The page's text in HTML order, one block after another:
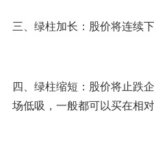
三、绿柱加长：股价将连续
四、绿柱缩短：股价将止跌
场低吸，一般都可以买在相对